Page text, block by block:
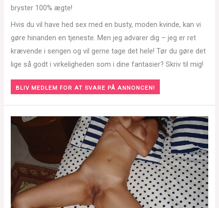
bryster 100% ægte!
Hvis du vil have hed sex med en busty, moden kvinde, kan vi
gøre hinanden en tjeneste. Men jeg advarer dig – jeg er ret
krævende i sengen og vil gerne tage det hele! Tør du gøre det
lige så godt i virkeligheden som i dine fantasier? Skriv til mig!
BLIV MEDLEM FOR AT SVARE PÅ ANNONCEN!